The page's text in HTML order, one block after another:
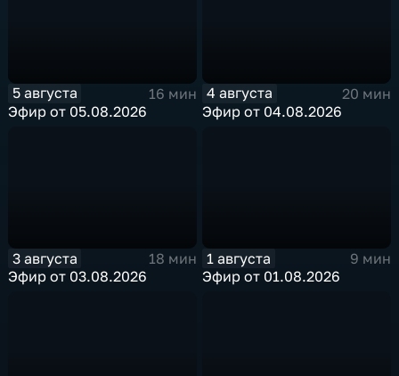
5 августа
16 мин
Эфир от 05.08.2026
4 августа
20 мин
Эфир от 04.08.2026
3 августа
18 мин
Эфир от 03.08.2026
1 августа
9 мин
Эфир от 01.08.2026